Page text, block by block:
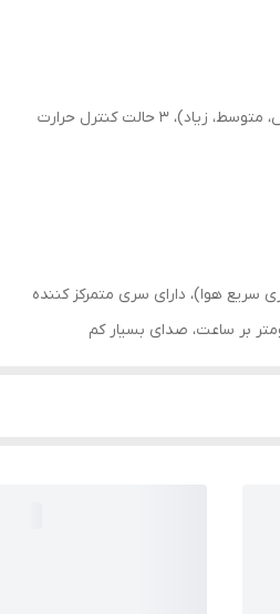
3 حالت کنترل فشار باد (خاموش، متوسط، زیاد)، 3 حالت کنترل حرارت
هوا)، دارای سری متمرکز کننده